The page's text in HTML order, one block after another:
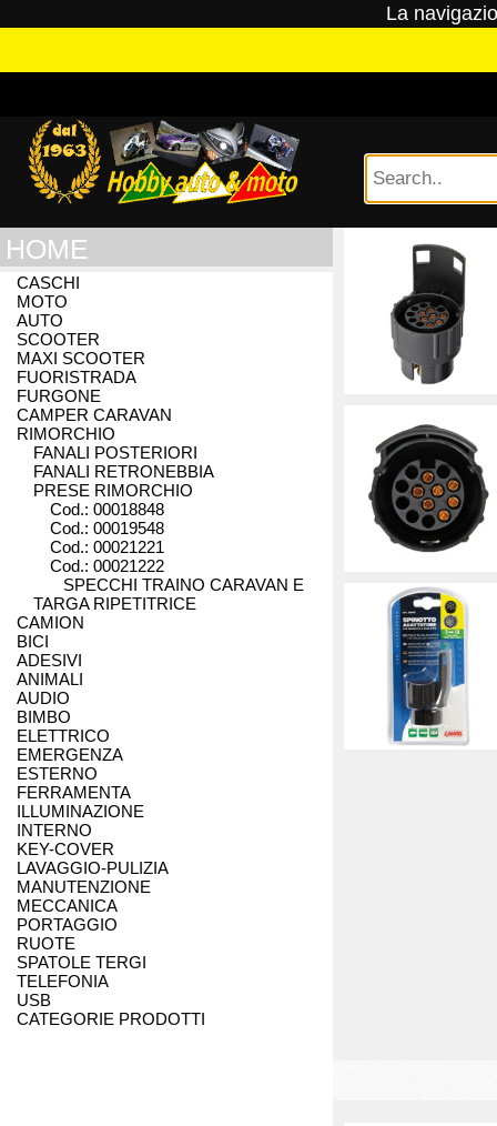
PASSWORD
EMAIL (conf.)
PASSWORD (conf.)
La
HOME
CASCHI
MOTO
AUTO
SCOOTER
MAXI SCOOTER
FUORISTRADA
FURGONE
CAMPER CARAVAN
RIMORCHIO
FANALI POSTERIORI
FANALI RETRONEBBIA
PRESE RIMORCHIO
Cod.: 00018848
Cod.: 00019548
Cod.: 00021221
Cod.: 00021222
SPECCHI TRAINO CARAVAN E
RIMORCHI
TARGA RIPETITRICE
CAMION
BICI
ADESIVI
ANIMALI
AUDIO
BIMBO
ELETTRICO
EMERGENZA
ESTERNO
FERRAMENTA
ILLUMINAZIONE
INTERNO
KEY-COVER
LAVAGGIO-PULIZIA
MANUTENZIONE
MECCANICA
PORTAGGIO
RUOTE
SPATOLE TERGI
TELEFONIA
USB
CATEGORIE PRODOTTI